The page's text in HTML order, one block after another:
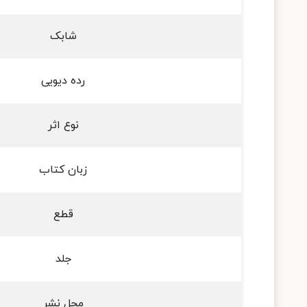
شابک
رده دیویی
نوع اثر
زبان کتاب
قطع
جلد
محل نشر